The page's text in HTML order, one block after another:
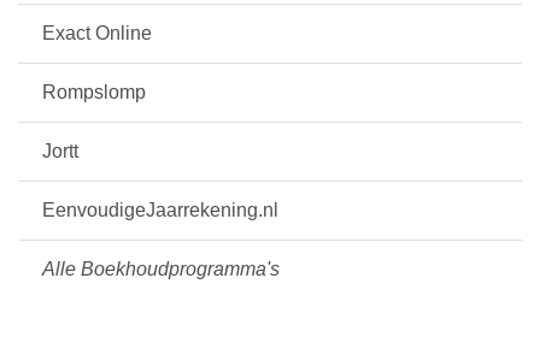
Exact Online
Rompslomp
Jortt
EenvoudigeJaarrekening.nl
Alle Boekhoudprogramma's